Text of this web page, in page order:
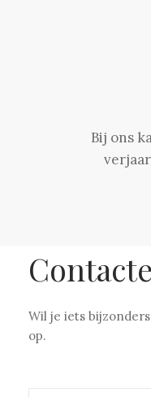
Bij ons
Wil je iets
op.